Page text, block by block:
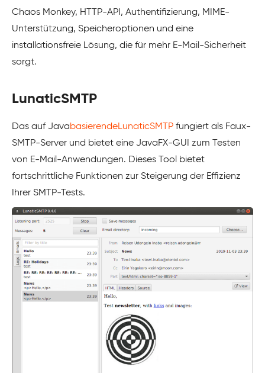
Chaos Monkey, HTTP-API, Authentifizierung, MIME-
Unterstützung, Speicheroptionen und eine
installationsfreie Lösung, die für mehr E-Mail-Sicherheit
sorgt.
LunaticSMTP
Das auf JavabasierendeLunaticSMTP fungiert als Faux-
SMTP-Server und bietet eine JavaFX-GUI zum Testen
von E-Mail-Anwendungen. Dieses Tool bietet
fortschrittliche Funktionen zur Steigerung der Effizienz
Ihrer SMTP-Tests.